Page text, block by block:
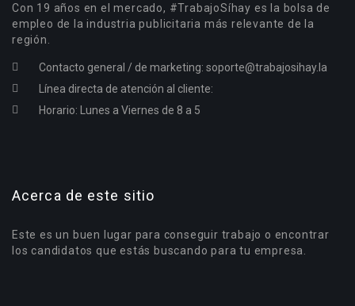
Con 19 años en el mercado, #TrabajoSíhay es la bolsa de
empleo de la industria publicitaria más relevante de la
región.
Contacto general / de marketing: soporte@trabajosihay.la
Línea directa de atención al cliente:
Horario: Lunes a Viernes de 8 a 5
Acerca de este sitio
Este es un buen lugar para conseguir trabajo o encontrar
los candidatos que estás buscando para tu empresa.